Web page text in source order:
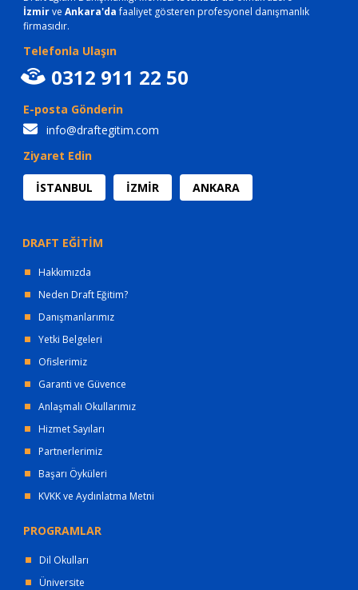
İzmirve Ankara'dafaaliyet gösteren profesyonel danışmanlık
firmasıdır.
Telefonla Ulaşın
0312 911 22 50
E-posta Gönderin
info@draftegitim.com
Ziyaret Edin
İSTANBUL İZMİR ANKARA
DRAFT EĞİTİM
Hakkımızda
Neden Draft Eğitim?
Danışmanlarımız
Yetki Belgeleri
Ofislerimiz
Garanti ve Güvence
Anlaşmalı Okullarımız
Hizmet Sayıları
Partnerlerimiz
Başarı Öyküleri
KVKK ve Aydınlatma Metni
PROGRAMLAR
Dil Okulları
Üniversite